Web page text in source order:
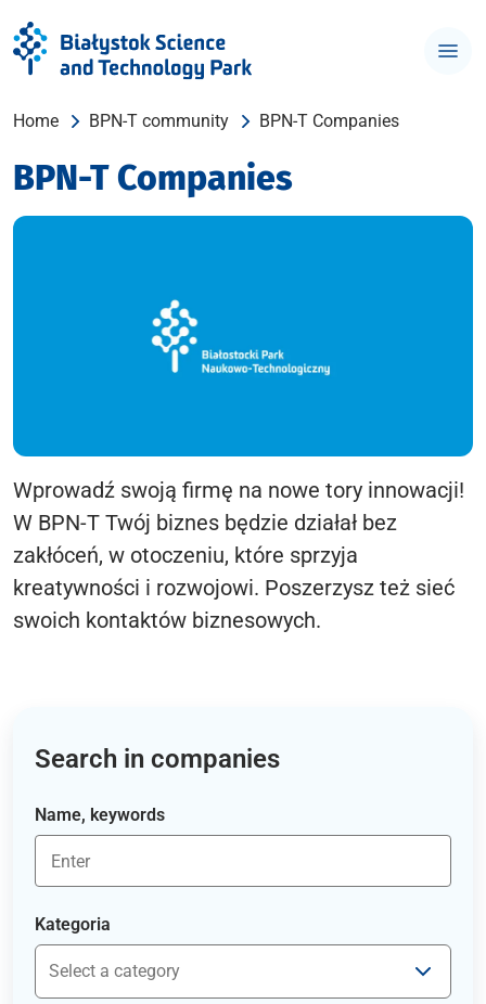
Home BPN-T community BPN-T Companies
BPN-T Companies
Wprowadź swoją firmę na nowe tory innowacji!
W BPN-T Twój biznes będzie działał bez
zakłóceń, w otoczeniu, które sprzyja
kreatywności i rozwojowi. Poszerzysz też sieć
swoich kontaktów biznesowych.
Search in companies
Name, keywords
Kategoria